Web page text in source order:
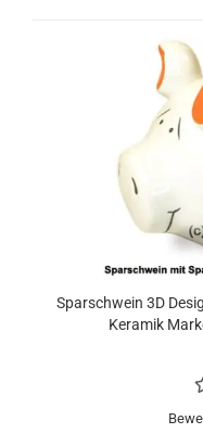
Sparschwein 3D
Keramik